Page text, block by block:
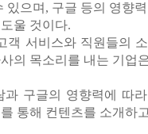
있으며 , 구글 등의 영향력
도울 것이다.
객 서비스와 직원들의
의 목소리를 내는 기업
과 구글의 영향력에
따라
통해 컨텐츠를 소개하